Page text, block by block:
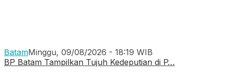
BatamMinggu, 09/08/2026 - 18:19 WIB
BP Batam Tampilkan Tujuh Kedeputian di P…